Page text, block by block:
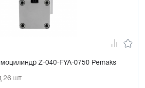
Z-040-FYA-0750 Pemaks
26 шт